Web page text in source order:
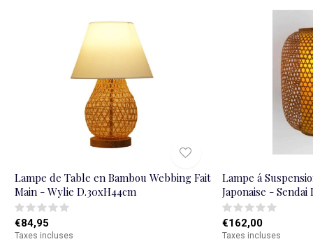
Lampe de Table en Bambou Webbing Fait
Main - Wylie D.30xH44cm
€84,95
Taxes incluses
Lampe á
Japonaise - Sendai
€162,00
Taxes incluses